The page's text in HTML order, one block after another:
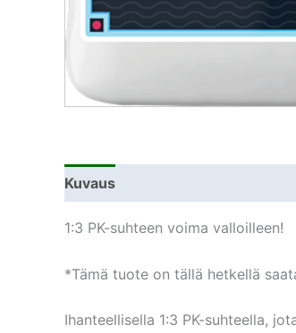
Kuvaus
1:3 PK-suhteen voima valloilleen!
*Tämä tuote on tällä hetkellä
Ihanteellisella 1:3 PK-suhteella,